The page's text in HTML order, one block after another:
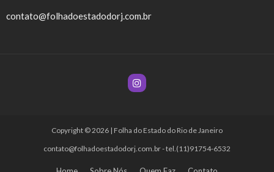
contato@folhadoestadodorj.com.br
Copyright © 2026 | Folha do Estado do Rio de Janeiro
contato@folhadoestadodorj.com.br- tel.(11)91754-6532